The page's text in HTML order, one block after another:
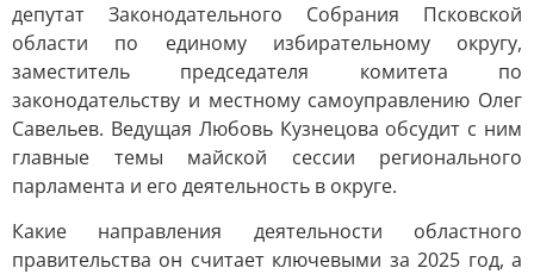
депутат Законодательного Собрания Псковской
области по единому избирательному округу,
заместитель председателя комитета по
законодательству и местному самоуправлению Олег
Савельев. Ведущая Любовь Кузнецова обсудит с ним
главные темы майской сессии регионального
парламента и его деятельность в округе.
Какие направления деятельности областного
правительства он считает ключевыми за 2025 год, а